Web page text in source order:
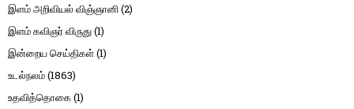
இளம் அறிவியல் விஞ்ஞானி(2)
இளம் கவிஞர் விருது(1)
இன்றைய செய்திகள்(1)
உடல்நலம்(1863)
உதவித்தொகை(1)